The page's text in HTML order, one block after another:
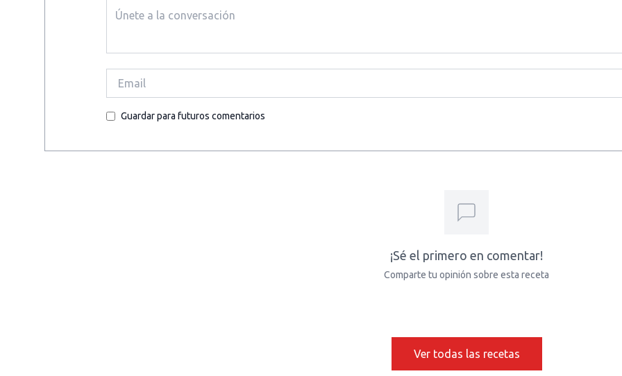
Guardar para futuros comentarios
¡Sé el primero en comentar!
Comparte tu opinión sobre esta receta
Ver todas las recetas